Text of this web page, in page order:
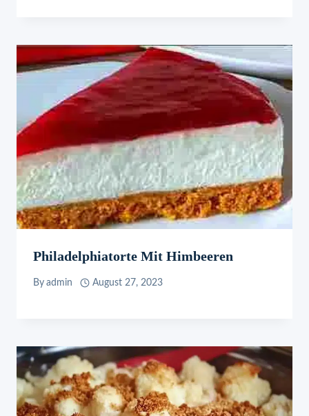
Philadelphiatorte Mit Himbeeren
By admin August 27, 2023